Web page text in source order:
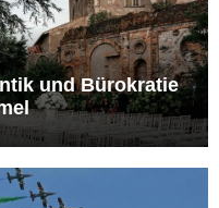
und Bürokratie